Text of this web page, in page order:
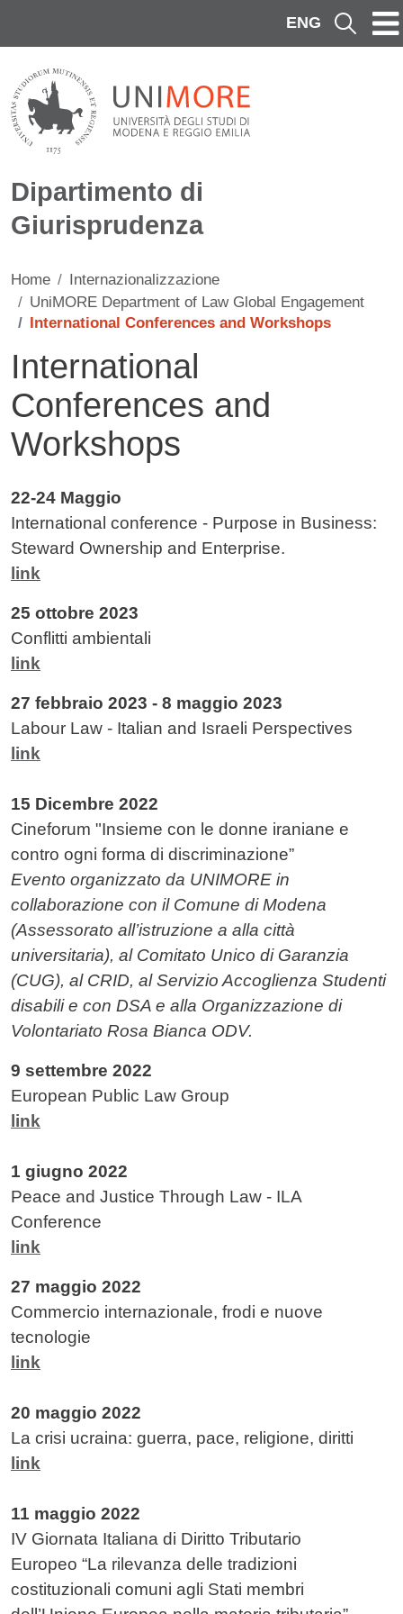
ENG Cerca
Dipartimento di
Giurisprudenza
Home
Internazionalizzazione
UniMORE Department of Law Global Engagement
International Conferences and Workshops
International
Conferences and
Workshops
Contenuto
22-24 Maggio
International conference - Purpose in Business:
Steward Ownership and Enterprise.
link
25 ottobre 2023
Conflitti ambientali
link
27 febbraio 2023 - 8 maggio 2023
Labour Law - Italian and Israeli Perspectives
link
15 Dicembre 2022
Cineforum "Insieme con le donne iraniane e
contro ogni forma di discriminazione”
Evento organizzato da UNIMORE in
collaborazione con il Comune di Modena
(Assessorato all’istruzione a alla città
universitaria), al Comitato Unico di Garanzia
(CUG), al CRID, al Servizio Accoglienza Studenti
disabili e con DSA e alla Organizzazione di
Volontariato Rosa Bianca ODV.
9 settembre 2022
European Public Law Group
link
1 giugno 2022
Peace and Justice Through Law - ILA
Conference
link
27 maggio 2022
Commercio internazionale, frodi e nuove
tecnologie
link
20 maggio 2022
La crisi ucraina: guerra, pace, religione, diritti
link
11 maggio 2022
IV Giornata Italiana di Diritto Tributario
Europeo “La rilevanza delle tradizioni
costituzionali comuni agli Stati membri